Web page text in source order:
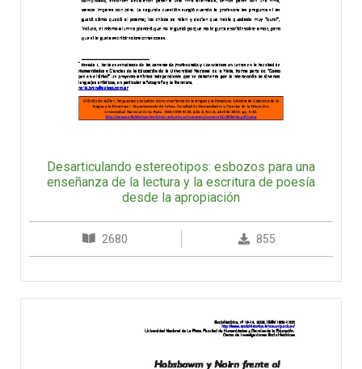
Desarticulando estereotipos: esbozos para una
enseñanza de la lectura y la escritura de poesía
desde la apropiación
2680 855